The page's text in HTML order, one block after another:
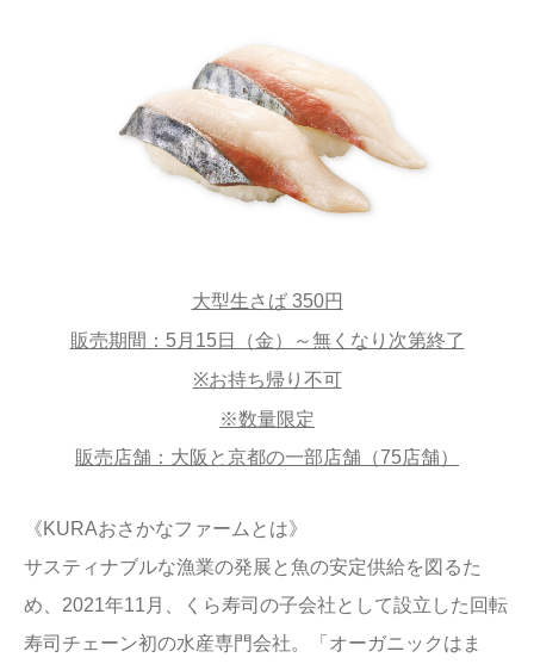
大型生さば 350円
販売期間：5月15日（金）～無くなり次第終了
※お持ち帰り不可
※数量限定
販売店舗：大阪と京都の一部店舗（75店舗）
《KURAおさかなファームとは》
サスティナブルな漁業の発展と魚の安定供給を図るた
め、2021年11月、くら寿司の子会社として設立した回転
寿司チェーン初の水産専門会社。「オーガニックはま